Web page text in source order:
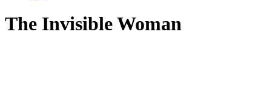
The Invisible Woman